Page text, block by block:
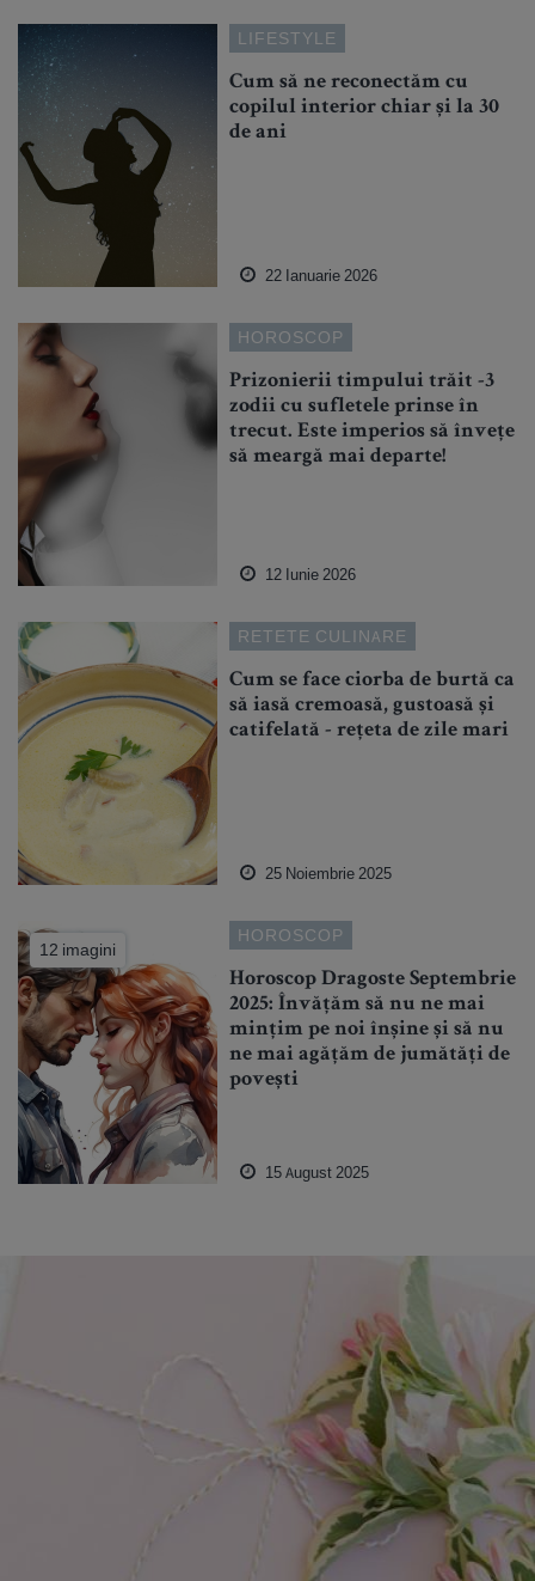
LIFESTYLE
Cum să ne reconectăm cu
copilul interior chiar și la 30
de ani
22 Ianuarie 2026
HOROSCOP
Prizonierii timpului trăit -3
zodii cu sufletele prinse în
trecut. Este imperios să învețe
să meargă mai departe!
12 Iunie 2026
RETETE CULINARE
Cum se face ciorba de burtă ca
să iasă cremoasă, gustoasă și
catifelată - rețeta de zile mari
25 Noiembrie 2025
12 imagini
HOROSCOP
Horoscop Dragoste Septembrie
2025: Învățăm să nu ne mai
mințim pe noi înșine și să nu
ne mai agățăm de jumătăți de
povești
15 August 2025